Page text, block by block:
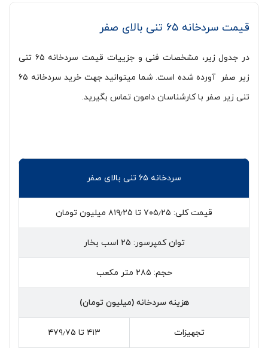
قیمت سردخانه ۶۵ تنی بالای صفر
در جدول زیر، مشخصات فنی و جزییات قیمت سردخانه ۶۵ تنی
زیر صفر آورده شده است. شما میتوانید جهت خرید سردخانه ۶۵
تنی زیر صفر با کارشناسان دامون تماس بگیرید.
سردخانه ۶۵ تنی بالای صفر
قیمت کلی: ۷۰۵٫۲۵ تا ۸۱۹٫۲۵ میلیون تومان
توان کمپرسور: ۲۵ اسب بخار
حجم: ۲۸۵ متر مکعب
هزینه سردخانه (میلیون تومان)
تجهیزات ۴۱۳ تا ۴۷۹٫۷۵